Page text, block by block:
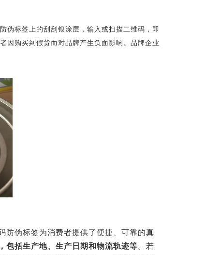
伪标签上的刮刮银涂层，输入或扫描二维码，即
因购买到假货而对品牌产生负面影响。品牌企业
防伪标签为消费者提供了便捷、可靠的真
包括生产地、生产日期和物流轨迹等。若